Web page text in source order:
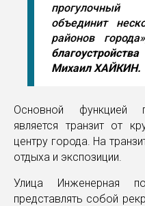
объединит
районов
Михаил ХАЙКИН.
Основной функцией
является транзит от
центру города. На
отдыха и экспозиции.
Улица Инженерная
представлять собой